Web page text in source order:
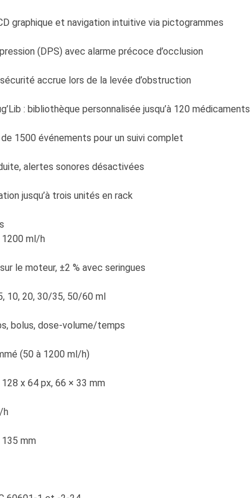
graphique et navigation intuitive via pictogrammes
(DPS) avec alarme précoce d’occlusion
accrue lors de la levée d’obstruction
: bibliothèque personnalisée jusqu’à 120 médicaments
1500 événements pour un suivi complet
alertes sonores désactivées
jusqu’à trois unités en rack
1200 ml/h
le moteur, ±2 % avec seringues
10, 20, 30/35, 50/60 ml
bolus, dose-volume/temps
(50 à 1200 ml/h)
x 64 px, 66 × 33 mm
h
135 mm